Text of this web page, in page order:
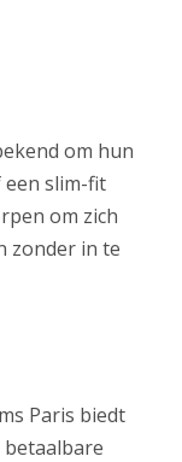
om hun
een slim-fit
om zich
zonder in te
Paris biedt